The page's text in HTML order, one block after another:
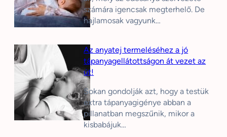
számára igencsak megterhelő. De
hajlamosak vagyunk…
Az anyatej termeléséhez a jó
tápanyagellátottságon át vezet az
út!
Sokan gondolják azt, hogy a testük
extra tápanyagigénye abban a
pillanatban megszűnik, mikor a
kisbabájuk…